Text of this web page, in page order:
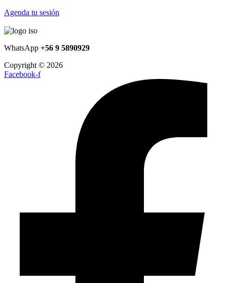
Agenda tu sesión
WhatsApp +56 9 5890929
Copyright © 2026
Facebook-f